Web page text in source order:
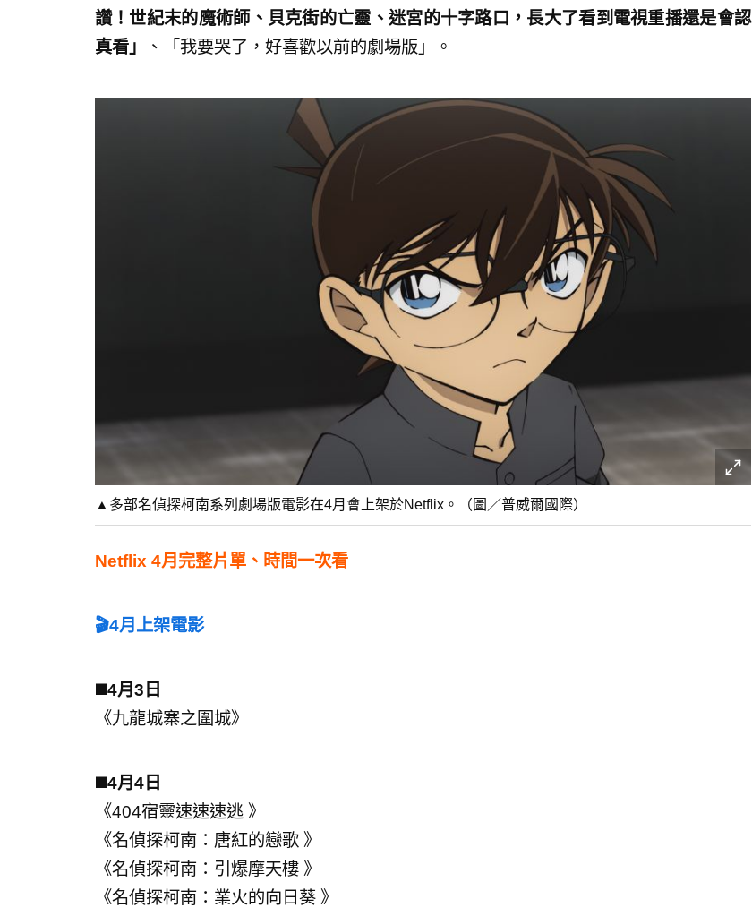
讚！世紀末的魔術師、貝克街的亡靈、迷宮的十字路口，長大了看到電視重播還是會認
真看」
、「我要哭了，好喜歡以前的劇場版」。
▲多部名偵探柯南系列劇場版電影在4月會上架於Netflix。（圖／普威爾國際）
Netflix 4月完整片單、時間一次看
🎬4月上架電影
◼️4月3日
《九龍城寨之圍城》
◼️4月4日
《404宿靈速速速逃 》
《名偵探柯南：唐紅的戀歌 》
《名偵探柯南：引爆摩天樓 》
《名偵探柯南：業火的向日葵 》